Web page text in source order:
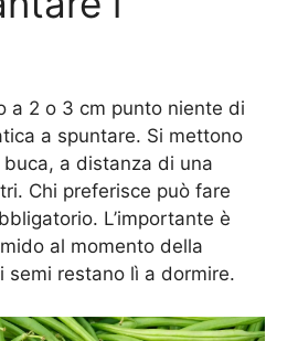
a 2 o 3 cm punto niente di
a spuntare. Si mettono
a distanza di una
Chi preferisce può fare
L’importante è
al momento della
semi restano lì a dormire.